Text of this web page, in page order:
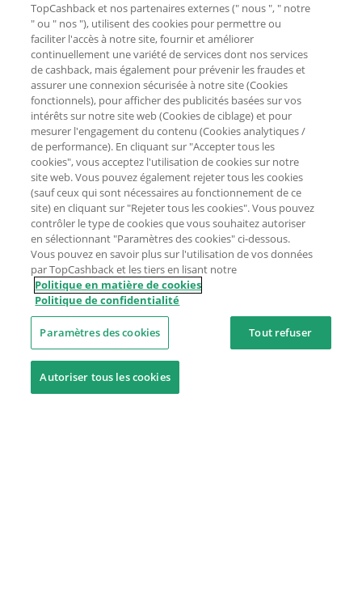
TopCashback et nos partenaires externes (" nous ", " notre
" ou " nos "), utilisent des cookies pour permettre ou
faciliter l'accès à notre site, fournir et améliorer
continuellement une variété de services dont nos services
de cashback, mais également pour prévenir les fraudes et
assurer une connexion sécurisée à notre site (Cookies
fonctionnels), pour afficher des publicités basées sur vos
intérêts sur notre site web (Cookies de ciblage) et pour
mesurer l'engagement du contenu (Cookies analytiques /
de performance). En cliquant sur "Accepter tous les
cookies", vous acceptez l'utilisation de cookies sur notre
site web. Vous pouvez également rejeter tous les cookies
(sauf ceux qui sont nécessaires au fonctionnement de ce
site) en cliquant sur "Rejeter tous les cookies". Vous pouvez
contrôler le type de cookies que vous souhaitez autoriser
en sélectionnant "Paramètres des cookies" ci-dessous.
Vous pouvez en savoir plus sur l'utilisation de vos données
par TopCashback et les tiers en lisant notre
Politique en matière de cookies
Politique de confidentialité
Paramètres des cookies Tout refuser
Autoriser tous les cookies